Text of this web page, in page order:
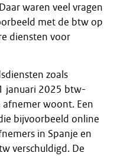
waren veel vragen
met de btw op
diensten voor
zoals
januari 2025 btw-
woont. Een
bijvoorbeeld online
in Spanje en
verschuldigd. De